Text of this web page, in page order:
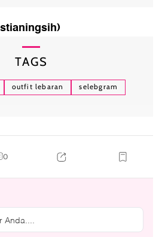
TAGS
outfit lebaran selebgram
0
Anda....